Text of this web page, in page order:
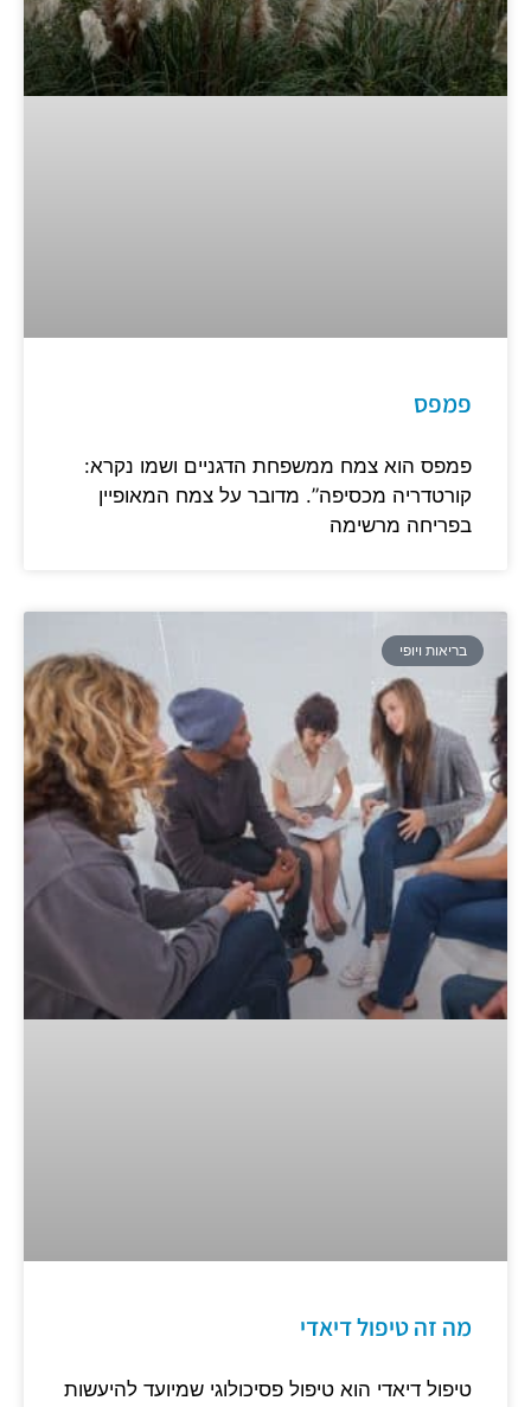
פמפס
פמפס הוא צמח ממשפחת הדגניים ושמו נקרא:
קורטדריה מכסיפה”. מדובר על צמח המאופיין
בפריחה מרשימה
בריאות ויופי
מה זה טיפול דיאדי
טיפול דיאדי הוא טיפול פסיכולוגי שמיועד להיעשות